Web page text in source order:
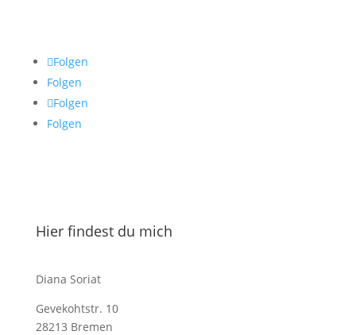
Folgen
Folgen
Folgen
Folgen
Hier findest du mich
Diana Soriat
Gevekohtstr. 10
28213 Bremen